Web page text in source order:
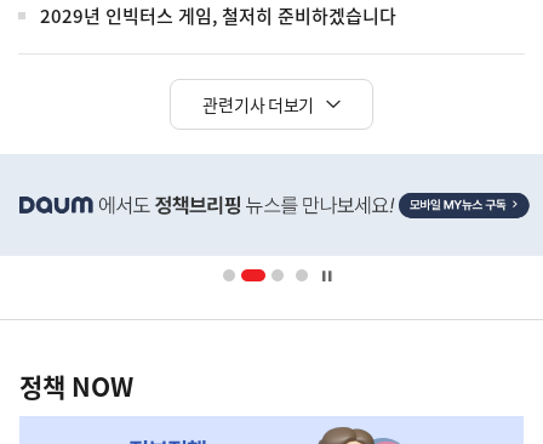
2029년 인빅터스 게임, 철저히 준비하겠습니다
관련기사 더보기
단
영
책
NOW,
정책 NOW